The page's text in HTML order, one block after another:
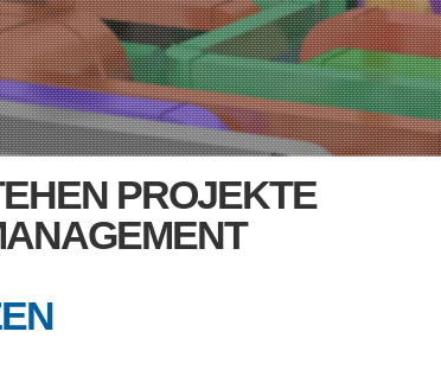
PROJEKTE